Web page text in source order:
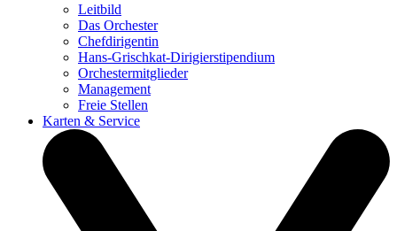
Leitbild
Das Orchester
Chefdirigentin
Hans-Grischkat-Dirigierstipendium
Orchestermitglieder
Management
Freie Stellen
Karten & Service